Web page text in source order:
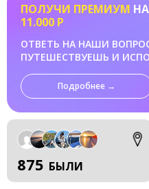
ПОЛУЧИ ПРЕМИУМ
11.000 Р
ОТВЕТЬ НА НАШИ
ПУТЕШЕСТВУЕШЬ И
Подробнее →
875 БЫЛИ